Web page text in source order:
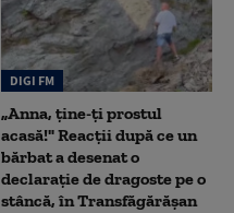
DIGI FM
„Anna, ţine-ţi prostul
acasă!" Reacţii după ce un
bărbat a desenat o
declaraţie de dragoste pe o
stâncă, în Transfăgărăşan